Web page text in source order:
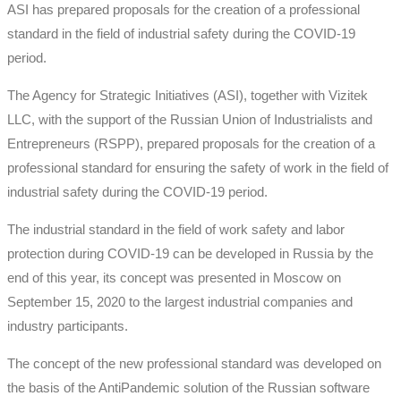
ASI has prepared proposals for the creation of a professional
standard in the field of industrial safety during the COVID-19
period.
The Agency for Strategic Initiatives (ASI), together with Vizitek
LLC, with the support of the Russian Union of Industrialists and
Entrepreneurs (RSPP), prepared proposals for the creation of a
professional standard for ensuring the safety of work in the field of
industrial safety during the COVID-19 period.
The industrial standard in the field of work safety and labor
protection during COVID-19 can be developed in Russia by the
end of this year, its concept was presented in Moscow on
September 15, 2020 to the largest industrial companies and
industry participants.
The concept of the new professional standard was developed on
the basis of the AntiPandemic solution of the Russian software